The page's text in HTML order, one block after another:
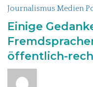
Journalismus Medien
Einige
öffentlich-